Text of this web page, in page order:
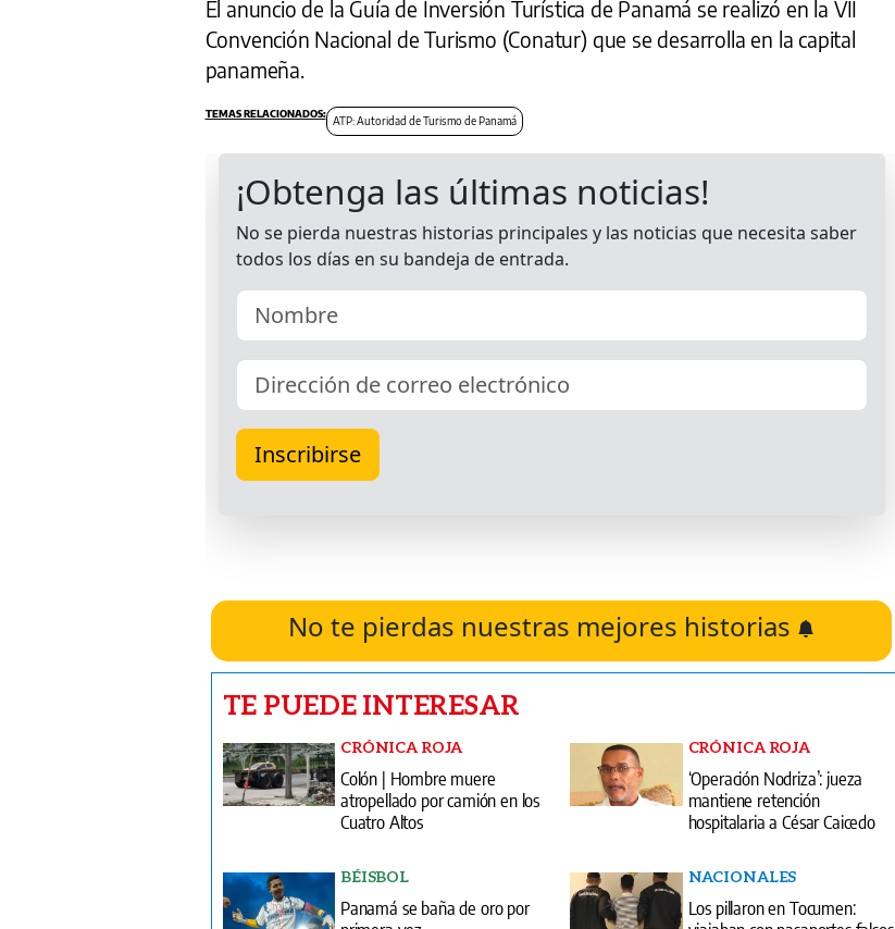
El anuncio de la Guía de Inversión Turística de Panamá se realizó en la VII
Convención Nacional de Turismo (Conatur) que se desarrolla en la capital
panameña.
ATP: Autoridad de Turismo de Panamá
No te pierdas nuestras mejores historias
TE PUEDE INTERESAR
CRÓNICA ROJA
Colón | Hombre muere
atropellado por camión en los
Cuatro Altos
CRÓNICA ROJA
‘Operación Nodriza’: jueza
mantiene retención
hospitalaria a César Caicedo
BÉISBOL
Panamá se baña de oro por
NACIONALES
Los pillaron en Tocumen: